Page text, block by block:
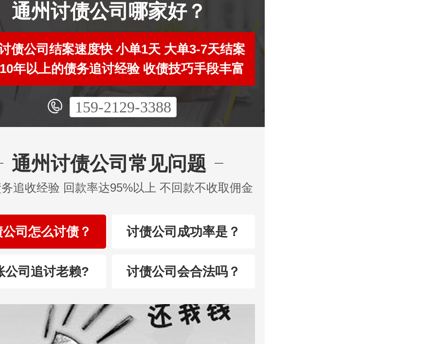
通州讨债公司哪家好？
债公司结案速度快 小单1天 大单3-7天结案
年以上的债务追讨经验 收债技巧手段丰富
159-2129-3388
通州讨债公司常见问题
追收经验 回款率达95%以上 不回款不收取佣金
司怎么讨债？ 讨债公司成功率是？
公司追讨老赖? 讨债公司会合法吗？